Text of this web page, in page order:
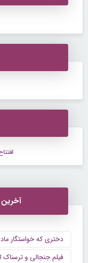
دختری که خواستگار
فیلم جنجالی و ترسناک